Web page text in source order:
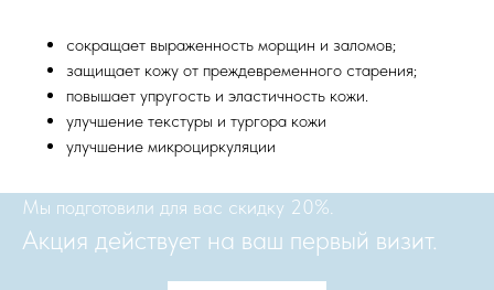
сокращает выраженность морщин и заломов;
защищает кожу от преждевременного старения;
повышает упругость и эластичность кожи.
улучшение текстуры и тургора кожи
улучшение микроциркуляции
Мы подготовили для вас скидку 20%.
Акция действует на ваш первый визит.